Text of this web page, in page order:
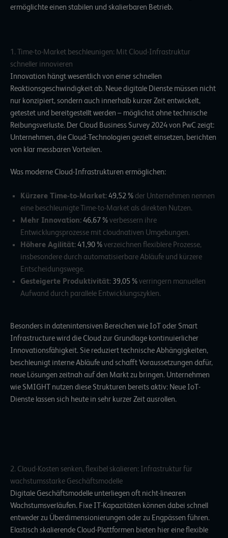
ermöglichte einen stabilen und skalierbaren Betrieb.
1. Time-to-Market beschleunigen: Mit Cloud-Infrastruktur
schneller innovieren
Innovation hängt wesentlich von einer schnellen
Reaktionsgeschwindigkeit ab. Neue digitale Dienste müssen nicht
nur konzipiert, sondern auch innerhalb kurzer Zeit entwickelt,
getestet und bereitgestellt werden – möglichst ohne technische
Reibungsverluste. DerCloud Business Survey 2024 von PwC zeigt:
Unternehmen, die Cloud-Technologien gezielt einsetzen, berichten
von klar messbaren Vorteilen.
Was moderne Cloud-Infrastrukturen ermöglichen:
Kürzere Time-to-Market:49,52 % der Unternehmen nennen
eine beschleunigte Time-to-Market als direkten Nutzen.
Mehr Innovation:46,67 %verbessern ihre
Entwicklungsprozesse mit cloudnativen Umgebungen.
Höhere Agilität:41,90 %verzeichnen flexiblere Prozesse,
insbesondere durch automatisierbare Abläufe und kürzere
Entscheidungswege.
Gesteigerte Produktivität: 39,05 %verringern manuellen
Aufwand durch parallele Entwicklungszyklen.
Besonders in datenintensiven Bereichen wie IoT oder Smart
Infrastructure wird die Cloud zur Grundlage kontinuierlicher
Innovationsfähigkeit. Sie reduziert technische Abhängigkeiten,
beschleunigt interne Abläufe und schafft Voraussetzungen dafür,
neue Lösungen zeitnah auf den Markt zu bringen. Unternehmen
wie SMIGHT nutzen diese Strukturen bereits aktiv: Neue IoT-
Dienste lassen sich heute in sehr kurzer Zeit ausrollen.
2. Cloud-Kosten senken, flexibel skalieren: Infrastruktur für
wachstumsstarke Geschäftsmodelle
Digitale Geschäftsmodelle unterliegen oft nicht-linearen
Wachstumsverläufen. Fixe IT-Kapazitäten können dabei schnell
entweder zu Überdimensionierungen oder zu Engpässen führen.
Elastisch skalierende Cloud-Plattformen bieten hier eine flexible